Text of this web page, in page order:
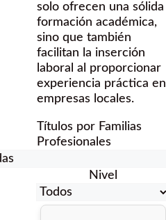
solo ofrecen una sólida
formación académica,
sino que también
facilitan la inserción
laboral al proporcionar
experiencia práctica en
empresas locales.
Títulos por Familias
Profesionales
Nivel